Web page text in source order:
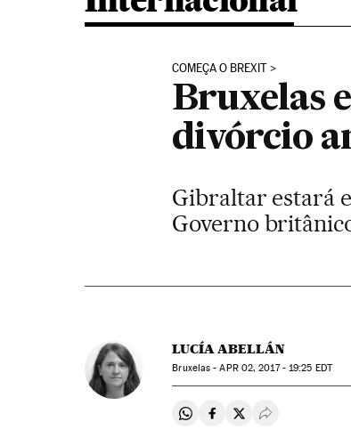
COMEÇA O BREXIT
Bruxelas
divórcio
Gibraltar estará
Governo
LUCÍA ABELLÁN
Bruxelas -APR02, 2017 - 19:25 EDT
Compartir en Whatsapp
Compartir en Facebook
Compartir en
Desplegar